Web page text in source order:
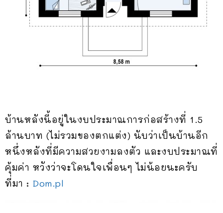
บ้านหลังนี้อยู่ในงบประมาณการก่อสร้างที่ 1.5
ล้านบาท (ไม่รวมของตกแต่ง) นับว่าเป็นบ้านอีก
หนึ่งหลังที่มีความสวยงามลงตัว และงบประมาณที่
คุ้มค่า หวังว่าจะโดนใจเพื่อนๆ ไม่น้อยนะครับ
ที่มา : Dom.pl